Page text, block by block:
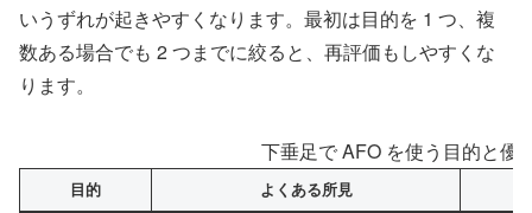
いうずれが起きやすくなります。最初は目的を 1 つ、複
数ある場合でも 2 つまでに絞ると、再評価もしやすくな
ります。
下垂足で AFO を使う目的と優
目的 よくある所見